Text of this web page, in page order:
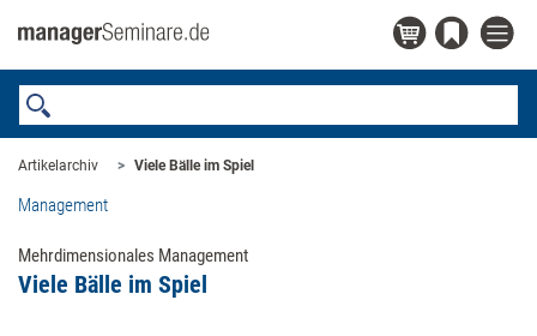
Artikelarchiv Viele Bälle im Spiel
Management
Mehrdimensionales Management
Viele Bälle im Spiel